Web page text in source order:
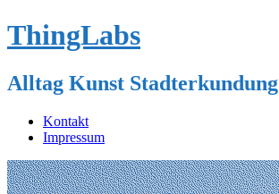
ThingLabs
Alltag Kunst Stadterkundung
Kontakt
Impressum